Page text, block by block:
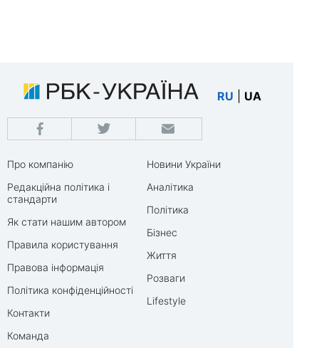
RU UA
Про компанію
Редакційна політика і
стандарти
Як стати нашим автором
Правила користування
Правова інформація
Політика конфіденційності
Контакти
Команда
Новини України
Аналітика
Політика
Бізнес
Життя
Розваги
Lifestyle